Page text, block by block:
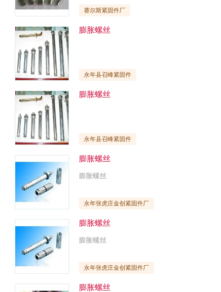
赛尔斯紧固件厂
膨胀螺丝
永年县召峰紧固件
膨胀螺丝
永年县召峰紧固件
膨胀螺丝
膨胀螺丝
永年张虎庄金创紧固件厂
膨胀螺丝
膨胀螺丝
永年张虎庄金创紧固件厂
膨胀螺丝